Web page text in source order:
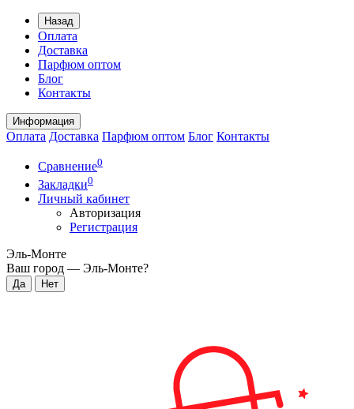
Назад
Оплата
Доставка
Парфюм оптом
Блог
Контакты
Информация
Оплата Доставка Парфюм оптом Блог Контакты
Сравнение0
Закладки0
Личный кабинет
Авторизация
Регистрация
Эль-Монте
Ваш город — Эль-Монте?